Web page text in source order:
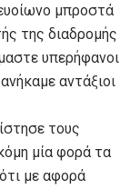
μπροστά
της διαδρομής
υπερήφανοι
αντάξιοι
τους
μία φορά τα
με αφορά